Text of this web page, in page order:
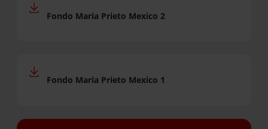
Fondo Maria Prieto Mexico 2
Fondo Maria Prieto Mexico 1